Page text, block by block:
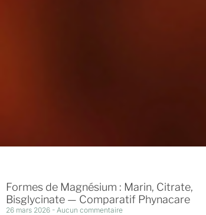
Formes de Magnésium : Marin, Citrate,
Bisglycinate — Comparatif Phynacare
26 mars 2026 Aucun commentaire